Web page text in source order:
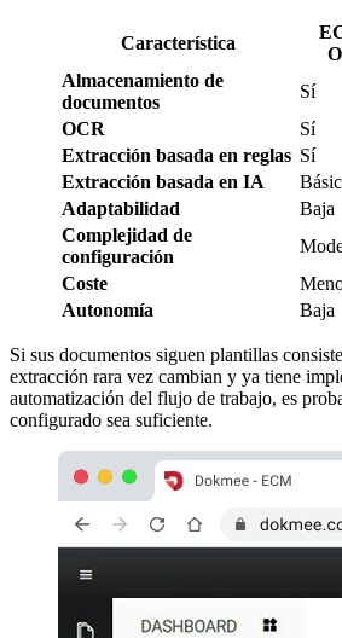
Característica
Almacenamiento de
documentos
Sí
OCR
Sí
Extracción basada en reglas Sí
Extracción basada en IA
Adaptabilidad
Baja
Complejidad de
configuración
Coste
Autonomía
Baja
Si sus documentos siguen plantillas
extracción rara vez cambian y ya tiene
automatización del flujo de trabajo, es
configurado sea suficiente.